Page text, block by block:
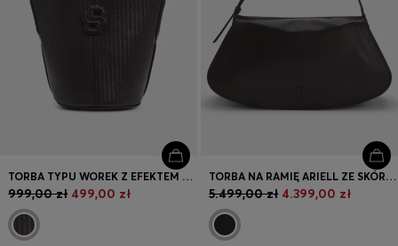
Kontakt i Obsługa klienta
Wyszukiwarka sklepów
Język (
TORBA TYPU WOREK Z EFEKTEM TKANEGO MATERIAŁU I MONOGRAMEM DOUBLE B
999,00 zł 499,00 zł
TORBA NA RAMIĘ ARIELL ZE SKÓRY Z REGULOWANYM PASKIEM
5.499,00 zł 4.399,00 zł